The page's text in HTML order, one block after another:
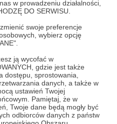
w prowadzeniu działalności,
DO SERWISU.
swoje preferencje
wybierz opcję
ją wycofać w
gdzie jest także
dostępu, sprostowania,
danych, a także w
ustawień Twojej
Pamiętaj, że w
Twoje dane będą mogły być
odbiorców danych z państw
Regulaminserwisu oraz
moich danych
rejestracyjnym w celu
serwisu Patronite.
drogą elektroniczną